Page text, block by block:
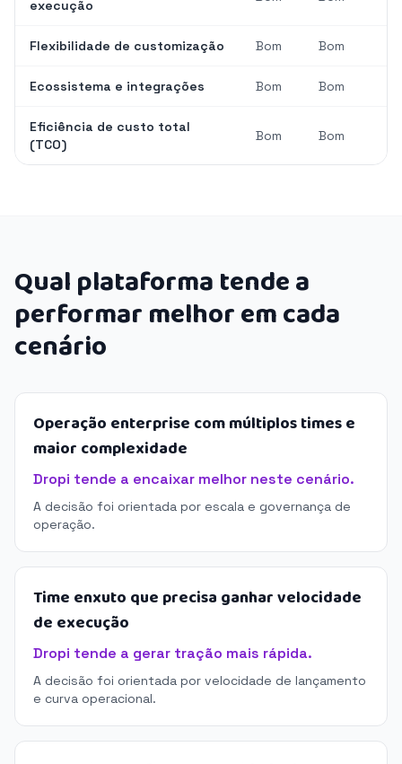
execução
Flexibilidade de customização Bom Bom
Ecossistema e integrações Bom Bom
Eficiência de custo total
(TCO)
Bom Bom
Qual plataforma tende a
performar melhor em cada
cenário
Operação enterprise com múltiplos times e
maior complexidade
Dropi tende a encaixar melhor neste cenário.
A decisão foi orientada por escala e governança de
operação.
Time enxuto que precisa ganhar velocidade
de execução
Dropi tende a gerar tração mais rápida.
A decisão foi orientada por velocidade de lançamento
e curva operacional.